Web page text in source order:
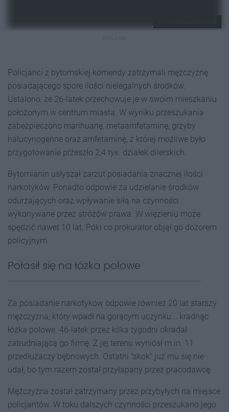
Policjanci z bytomskiej komendy zatrzymali mężczyznę
posiadającego spore ilości nielegalnych środków.
Ustalono, że 26-latek przechowuje je w swoim mieszkaniu
położonym w centrum miasta. W wyniku przeszukania
zabezpieczono marihuanę, metaamfetaminę, grzyby
halucynogenne oraz amfetaminę, z której możliwe było
przygotowanie przeszło 2,4 tys. działek dilerskich.
Bytomianin usłyszał zarzut posiadania znacznej ilości
narkotyków. Ponadto odpowie za udzielanie środków
odurzających oraz wpływanie siłą na czynności
wykonywane przez stróżów prawa. W więzieniu może
spędzić nawet 10 lat. Póki co prokurator objął go dozorem
policyjnym.
Połasił się na łóżka polowe
Za posiadanie narkotyków odpowie również 20 lat starszy
mężczyzna, który wpadł na gorącym uczynku... kradnąc
łóżka polowe. 46-latek przez kilka tygodni okradał
zatrudniającą go firmę. Z jej terenu wyniósł m.in. 11
przedłużaczy bębnowych. Ostatni "skok" już mu się nie
udał, bo tym razem został przyłapany przez pracodawcę.
Mężczyzna został zatrzymany przez przybyłych na miejsce
policjantów. W toku dalszych czynności przeszukano jego